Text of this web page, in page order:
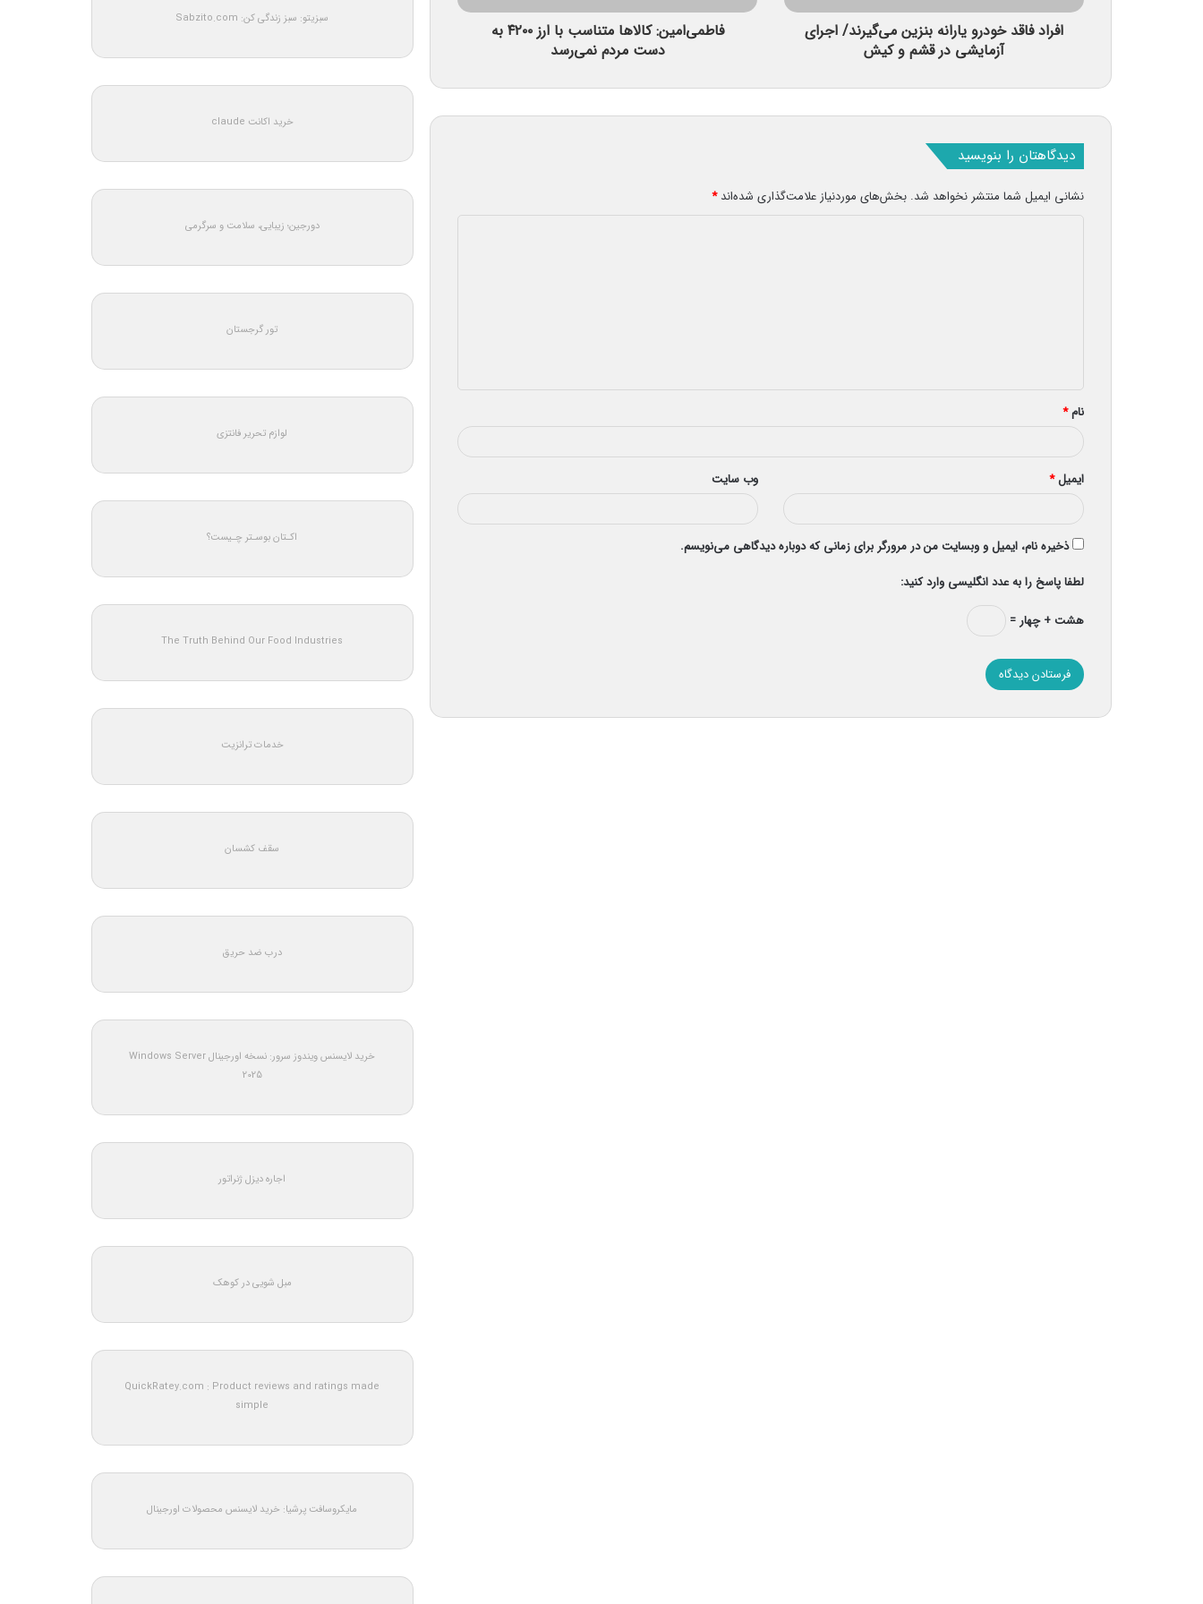
افراد فاقد خودرو یارانه بنزین می‌گیرند/ اجرای
آزمایشی در قشم و کیش
فاطمی‌امین: کالاها متناسب با ارز ۴۲۰۰ به
دست مردم نمی‌رسد
دیدگاهتان را بنویسید
نشانی ایمیل شما منتشر نخواهد شد. بخش‌های موردنیاز علامت‌گذاری شده‌اند*
*
نام*
ایمیل* وب‌ سایت
ذخیره نام، ایمیل و وبسایت من در مرورگر برای زمانی که دوباره دیدگاهی می‌نویسم.
لطفا پاسخ را به عدد انگلیسی وارد کنید:
هشت + چهار =
سبزیتو: سبز زندگی کن: Sabzito.com
خرید اکانت claude
دورجین؛ زیبایی، سلامت و سرگرمی
تور گرجستان
لوازم تحریر فانتزی
اکـتان بوسـتر چـیست؟
The Truth Behind Our Food Industries
خدمات ترانزیت
سقف کشسان
درب ضد حریق
خرید لایسنس ویندوز سرور: نسخه اورجینال Windows Server
2025
اجاره دیزل ژنراتور
مبل شویی در کوهک
QuickRatey.com : Product reviews and ratings made
simple
مایکروسافت پرشیا: خرید لایسنس محصولات اورجینال